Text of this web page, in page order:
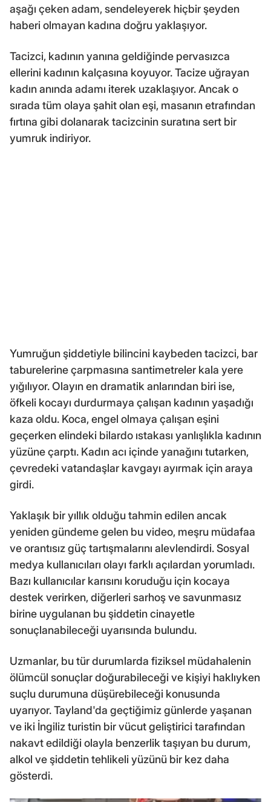
aşağı çeken adam, sendeleyerek hiçbir şeyden
haberi olmayan kadına doğru yaklaşıyor.
Tacizci, kadının yanına geldiğinde pervasızca
ellerini kadının kalçasına koyuyor. Tacize uğrayan
kadın anında adamı iterek uzaklaşıyor. Ancak o
sırada tüm olaya şahit olan eşi, masanın etrafından
fırtına gibi dolanarak tacizcinin suratına sert bir
yumruk indiriyor.
Yumruğun şiddetiyle bilincini kaybeden tacizci, bar
taburelerine çarpmasına santimetreler kala yere
yığılıyor. Olayın en dramatik anlarından biri ise,
öfkeli kocayı durdurmaya çalışan kadının yaşadığı
kaza oldu. Koca, engel olmaya çalışan eşini
geçerken elindeki bilardo ıstakası yanlışlıkla kadının
yüzüne çarptı. Kadın acı içinde yanağını tutarken,
çevredeki vatandaşlar kavgayı ayırmak için araya
girdi.
Yaklaşık bir yıllık olduğu tahmin edilen ancak
yeniden gündeme gelen bu video, meşru müdafaa
ve orantısız güç tartışmalarını alevlendirdi. Sosyal
medya kullanıcıları olayı farklı açılardan yorumladı.
Bazı kullanıcılar karısını koruduğu için kocaya
destek verirken, diğerleri sarhoş ve savunmasız
birine uygulanan bu şiddetin cinayetle
sonuçlanabileceği uyarısında bulundu.
Uzmanlar, bu tür durumlarda fiziksel müdahalenin
ölümcül sonuçlar doğurabileceği ve kişiyi haklıyken
suçlu durumuna düşürebileceği konusunda
uyarıyor. Tayland'da geçtiğimiz günlerde yaşanan
ve iki İngiliz turistin bir vücut geliştirici tarafından
nakavt edildiği olayla benzerlik taşıyan bu durum,
alkol ve şiddetin tehlikeli yüzünü bir kez daha
gösterdi.